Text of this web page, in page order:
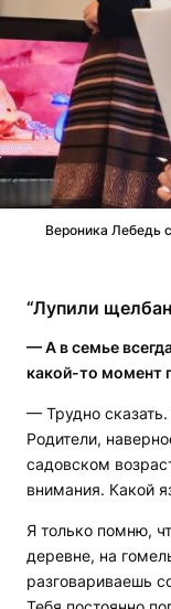
Вероника Лебедь
“Лупили
— А в семье
какой-то момент
— Трудно
Родители,
садовском
внимания. Какой
Я только помню,
деревне, на
разговариваешь